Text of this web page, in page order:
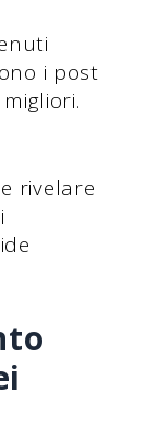
i post
rivelare